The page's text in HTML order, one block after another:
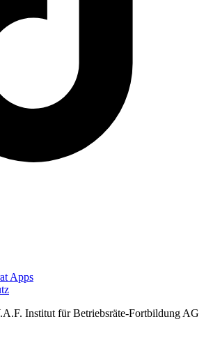
Apps
Institut für Betriebsräte-Fortbildung AG